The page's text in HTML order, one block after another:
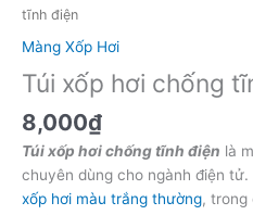
tĩnh điện
Màng Xốp Hơi
Túi xốp hơi chống
8,000₫
Túi xốp hơi chống tĩnh điện là
chuyên dùng cho ngành điện
xốp hơi màu trắng thường, trong